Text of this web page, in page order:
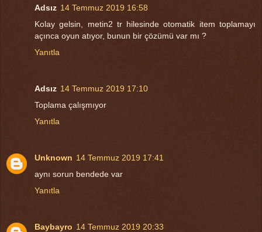
Adsız 14 Temmuz 2019 16:58
Kolay gelsin, metin2 tr hilesinde otomatik item toplamayı
açınca oyun atıyor, bunun bir çözümü var mı ?
Yanıtla
Adsız 14 Temmuz 2019 17:10
Toplama çalışmıyor
Yanıtla
Unknown 14 Temmuz 2019 17:41
aynı sorun bendede var
Yanıtla
Baybayro 14 Temmuz 2019 20:33